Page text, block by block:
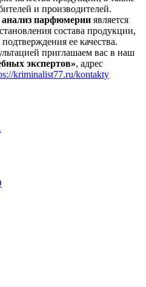
и производителей.
парфюмерии является
состава продукции,
ее качества.
приглашаем вас в наш
экспертов», адрес
kriminalist77.ru/kontakty